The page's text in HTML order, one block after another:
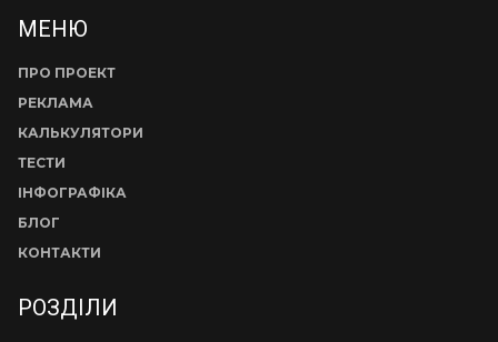
МЕНЮ
ПРО ПРОЕКТ
РЕКЛАМА
КАЛЬКУЛЯТОРИ
ТЕСТИ
ІНФОГРАФІКА
БЛОГ
КОНТАКТИ
РОЗДІЛИ